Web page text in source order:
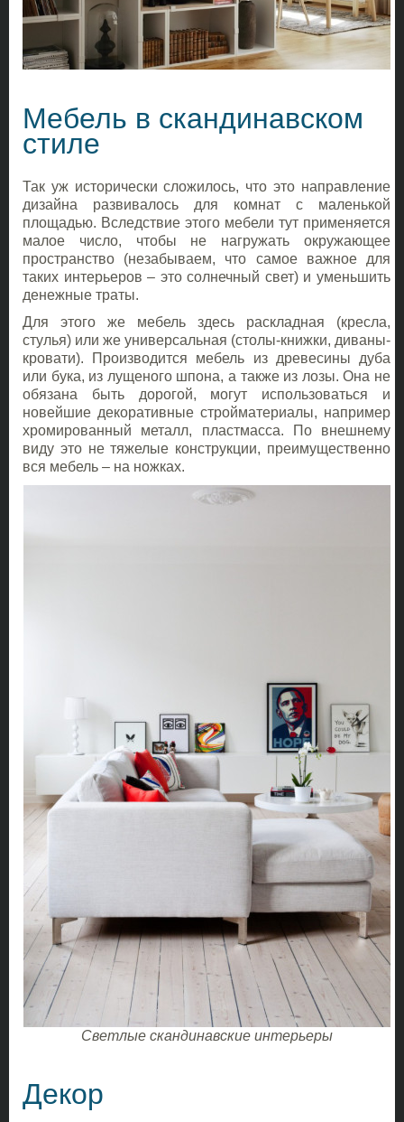
Мебель в скандинавском
стиле
Так уж исторически сложилось, что это направление
дизайна развивалось для комнат с маленькой
площадью. Вследствие этого мебели тут применяется
малое число, чтобы не нагружать окружающее
пространство (незабываем, что самое важное для
таких интерьеров – это солнечный свет) и уменьшить
денежные траты.
Для этого же мебель здесь раскладная (кресла,
стулья) или же универсальная (столы-книжки, диваны-
кровати). Производится мебель из древесины дуба
или бука, из лущеного шпона, а также из лозы. Она не
обязана быть дорогой, могут использоваться и
новейшие декоративные стройматериалы, например
хромированный металл, пластмасса. По внешнему
виду это не тяжелые конструкции, преимущественно
вся мебель – на ножках.
Светлые скандинавские интерьеры
Декор